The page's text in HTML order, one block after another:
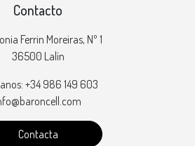
Contacto
Ferrin Moreiras, Nº 1
36500 Lalín
+34 986 149 603
Contacta